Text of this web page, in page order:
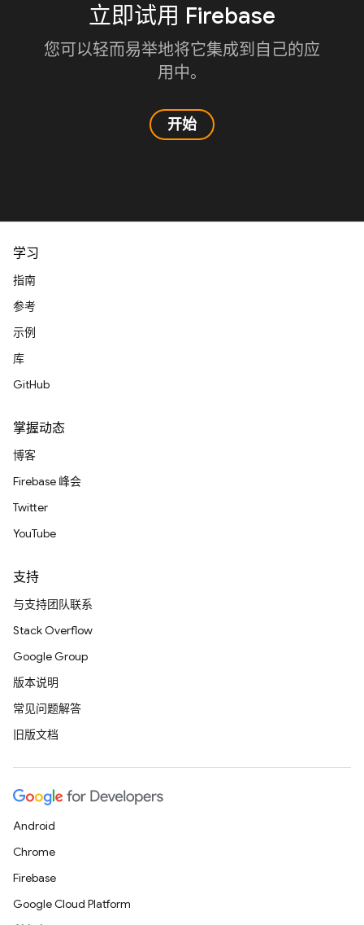
立即试用 Firebase
您可以轻而易举地将它集成到自己的应
用中。
开始
学习
指南
参考
示例
库
GitHub
掌握动态
博客
Firebase 峰会
Twitter
YouTube
支持
与支持团队联系
Stack Overflow
Google Group
版本说明
常见问题解答
旧版文档
Android
Chrome
Firebase
Google Cloud Platform